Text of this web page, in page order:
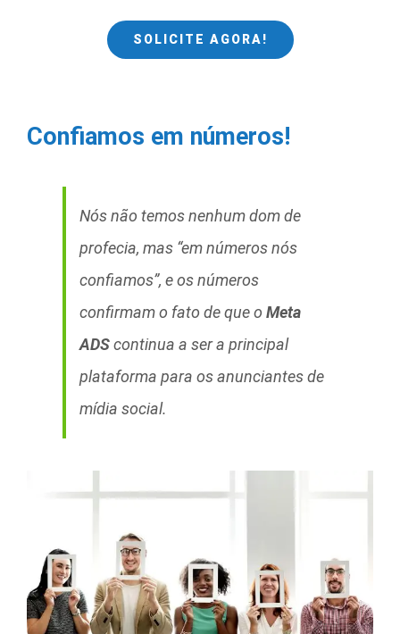
SOLICITE AGORA!
Confiamos em números!
Nós não temos nenhum dom de
profecia, mas “em números nós
confiamos”, e os números
confirmam o fato de que o Meta
ADScontinua a ser a principal
plataforma para os anunciantes de
mídia social.